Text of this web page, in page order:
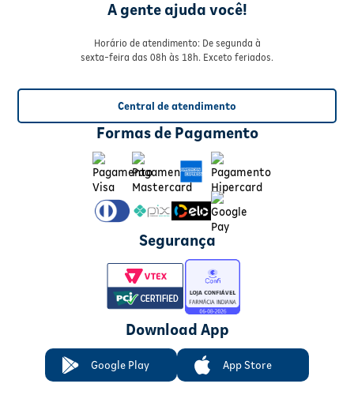
A gente ajuda você!
Horário de atendimento: De segunda à
sexta-feira das 08h às 18h. Exceto feriados.
Central de atendimento
Formas de Pagamento
Segurança
Download App
Google Play App Store